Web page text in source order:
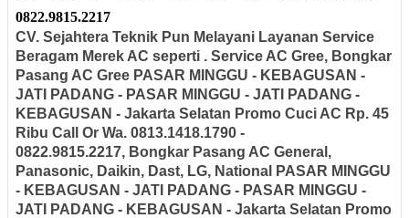
0822.9815.2217
CV. Sejahtera Teknik Pun Melayani Layanan Service
Beragam Merek AC seperti . Service AC Gree, Bongkar
Pasang AC Gree PASAR MINGGU - KEBAGUSAN -
JATI PADANG - PASAR MINGGU - JATI PADANG -
KEBAGUSAN - Jakarta Selatan Promo Cuci AC Rp. 45
Ribu Call Or Wa. 0813.1418.1790 -
0822.9815.2217, Bongkar Pasang AC General,
Panasonic, Daikin, Dast, LG, National
PASAR MINGGU
- KEBAGUSAN - JATI PADANG - PASAR MINGGU -
JATI PADANG - KEBAGUSAN - Jakarta Selatan Promo